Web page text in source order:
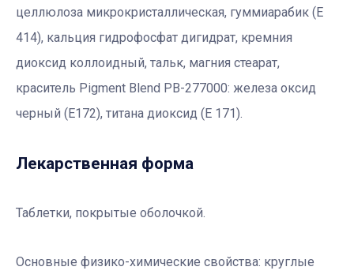
целлюлоза микрокристаллическая, гуммиарабик (Е
414), кальция гидрофосфат дигидрат, кремния
диоксид коллоидный, тальк, магния стеарат,
краситель Pigment Blend PB-277000: железа оксид
черный (Е172), титана диоксид (Е 171).
Лекарственная форма
Таблетки, покрытые оболочкой.
Основные физико-химические свойства: круглые